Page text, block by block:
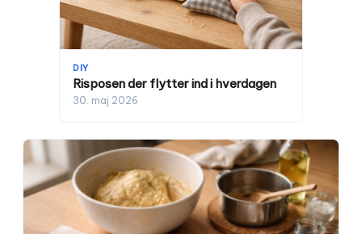
DIY
Risposen der flytter ind i hverdagen
30. maj 2026